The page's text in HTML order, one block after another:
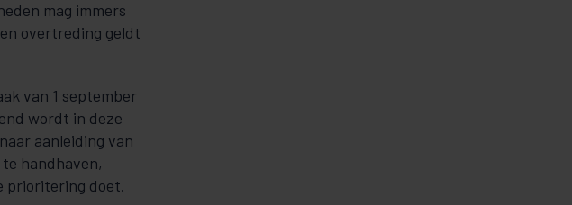
mag immers
overtreding geldt
van 1 september
wordt in deze
aanleiding van
handhaven,
prioritering doet.